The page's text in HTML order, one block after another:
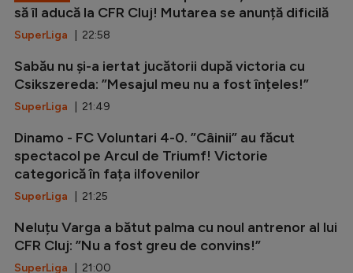
să îl aducă la CFR Cluj! Mutarea se anunță dificilă
SuperLiga | 22:58
Sabău nu și-a iertat jucătorii după victoria cu
Csikszereda: ”Mesajul meu nu a fost înțeles!”
SuperLiga | 21:49
Dinamo - FC Voluntari 4-0. ”Câinii” au făcut
spectacol pe Arcul de Triumf! Victorie
categorică în fața ilfovenilor
SuperLiga | 21:25
Neluțu Varga a bătut palma cu noul antrenor al lui
CFR Cluj: ”Nu a fost greu de convins!”
SuperLiga | 21:00